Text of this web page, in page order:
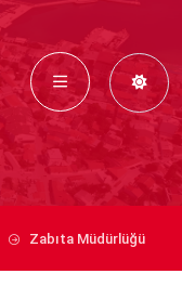
Zabıta Müdürlüğü